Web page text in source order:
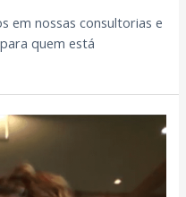
em nossas consultorias e
quem está